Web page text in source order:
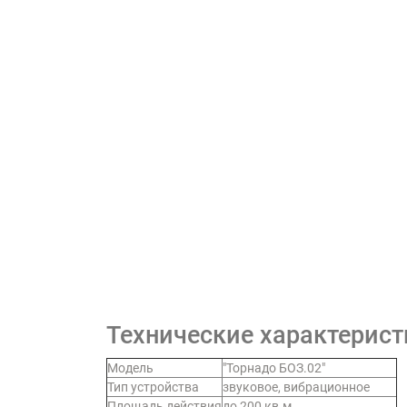
Технические
Модель
"Торнадо БОЗ.02"
Тип устройства
звуковое, вибрационное